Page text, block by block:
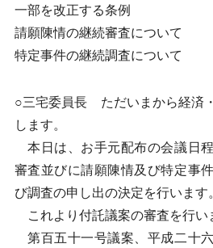
一部を改正する条例
請願陳情の継続審査について
特定事件の継続調査について
○三宅委員長 ただいまから経済
します。
本日は、お手元配布の会議日
審査並びに請願陳情及び特定事
び調査の申し出の決定を行います
これより付託議案の審査を行い
第百五十一号議案、平成二十